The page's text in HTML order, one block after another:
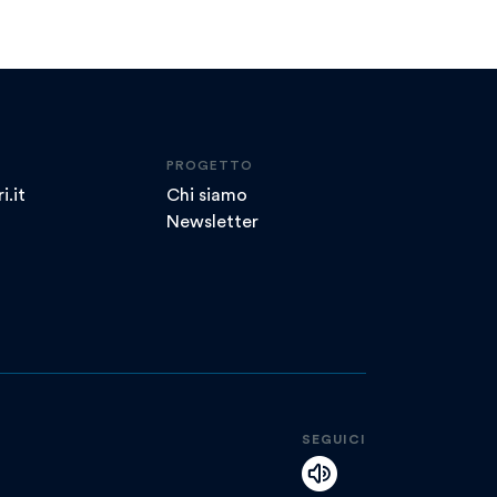
PROGETTO
Chi siamo
Newsletter
SEGUICI